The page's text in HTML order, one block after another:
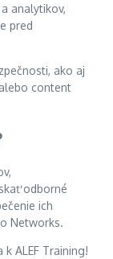
analytikov,
pred
ako aj
content
odborné
ich
Networks.
ALEF Training!